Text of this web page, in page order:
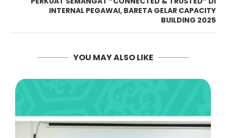
INTERNAL PEGAWAI, BARETA GELAR CAPACITY
BUILDING 2025
YOU MAY ALSO LIKE